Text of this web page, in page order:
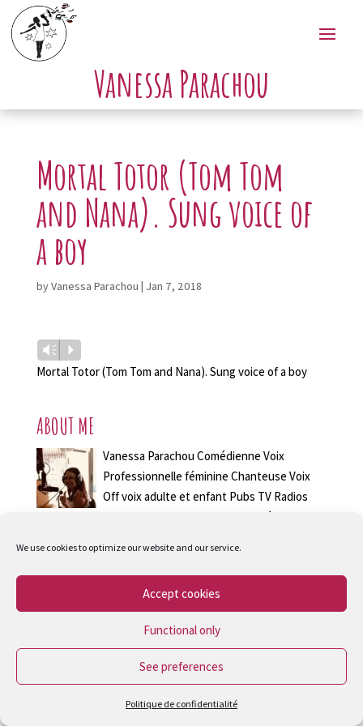
We use cookies to optimize our website and our service.
Accept cookies
Functional only
See preferences
Politique de confidentialité
Vanessa Parachou
Mortal Totor (Tom Tom
and Nana). Sung voice of
a boy
byVanessa Parachou Jan 7, 2018
Audio
Player
Vm P
Mortal Totor (Tom Tom and Nana). Sung voice of a boy
ABOUT ME
Vanessa Parachou Comédienne Voix
Professionnelle féminine Chanteuse Voix
Off voix adulte et enfant Pubs TV Radios
Voix Off Jingle Voix dessins animés
déplacement en France et à L'étranger Retrouvez toutes
les références et démos Contactez moi !
vanessaparachou@yahoo.fr
© 2017 Vanessa Parachou |MENTIONS LEGALES